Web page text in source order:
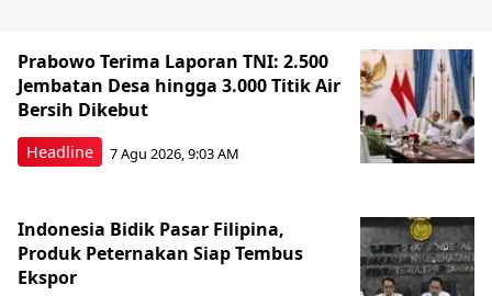
Headline
Prabowo Terima Laporan TNI: 2.500
Jembatan Desa hingga 3.000 Titik Air
Bersih Dikebut
7 Agu 2026, 9:03 AM
Indonesia Bidik Pasar Filipina,
Produk Peternakan Siap Tembus
Ekspor